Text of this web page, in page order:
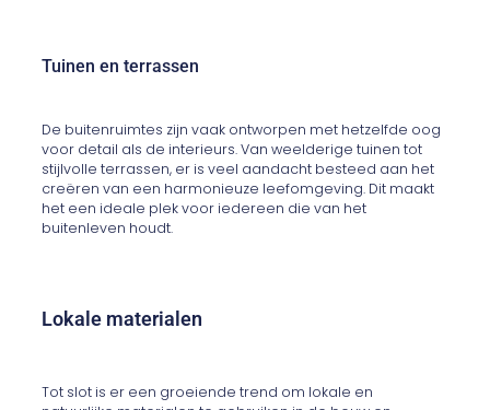
Tuinen en terrassen
De buitenruimtes zijn vaak ontworpen met hetzelfde oog
voor detail als de interieurs. Van weelderige tuinen tot
stijlvolle terrassen, er is veel aandacht besteed aan het
creëren van een harmonieuze leefomgeving. Dit maakt
het een ideale plek voor iedereen die van het
buitenleven houdt.
Lokale materialen
Tot slot is er een groeiende trend om lokale en